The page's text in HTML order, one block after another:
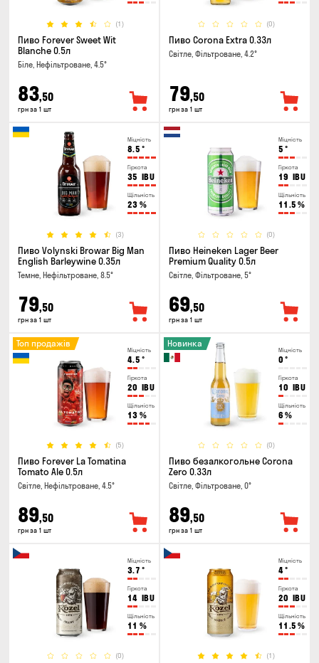
(1)
Пиво Forever Sweet Wit
Blanche 0.5л
Біле, Нефільтроване, 4.5°
83,50
грн за 1 шт
(0)
Пиво Corona Extra 0.33л
Світле, Фільтроване, 4.2°
79,50
грн за 1 шт
Міцність
8.5 °
Гіркота
35 IBU
Щільність
23 %
(3)
Пиво Volynski Browar Big Man
English Barleywine 0.35л
Темне, Нефільтроване, 8.5°
79,50
грн за 1 шт
Міцність
5 °
Гіркота
19 IBU
Щільність
11.5 %
(0)
Пиво Heineken Lager Beer
Premium Quality 0.5л
Світле, Фільтроване, 5°
69,50
грн за 1 шт
Міцність
4.5 °
Гіркота
20 IBU
Щільність
13 %
(5)
Топ продажів
Пиво Forever La Tomatina
Tomato Ale 0.5л
Світле, Нефільтроване, 4.5°
89,50
грн за 1 шт
Міцність
0 °
Гіркота
10 IBU
Щільність
6 %
(0)
Новинка
Пиво безалкогольне Corona
Zero 0.33л
Світле, Фільтроване, 0°
89,50
грн за 1 шт
Міцність
3.7 °
Гіркота
14 IBU
Щільність
11 %
(0)
Міцність
4°
Гіркота
20 IBU
Щільність
11.5 %
(1)